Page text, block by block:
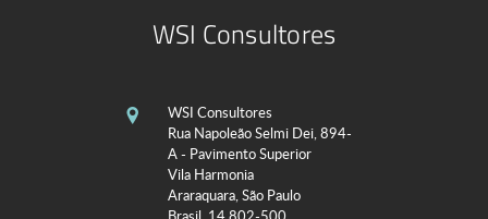
WSI Consultores
WSI Consultores
Rua Napoleão Selmi Dei, 894-
A - Pavimento Superior
Vila Harmonia
Araraquara, São Paulo